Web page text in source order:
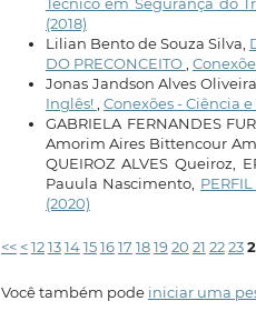
Técnico em Segurança do
(2018)
Lilian Bento de Souza Silva,
DO PRECONCEITO,
Jonas Jandson Alves
Inglês!, Conexões - Ciência
GABRIELA FERNANDES
Amorim Aires Bittencour
QUEIROZ ALVES Queiroz,
Pauula Nascimento,
(2020)
<< <121314151617 181920 21 2223
Você também pode iniciar uma